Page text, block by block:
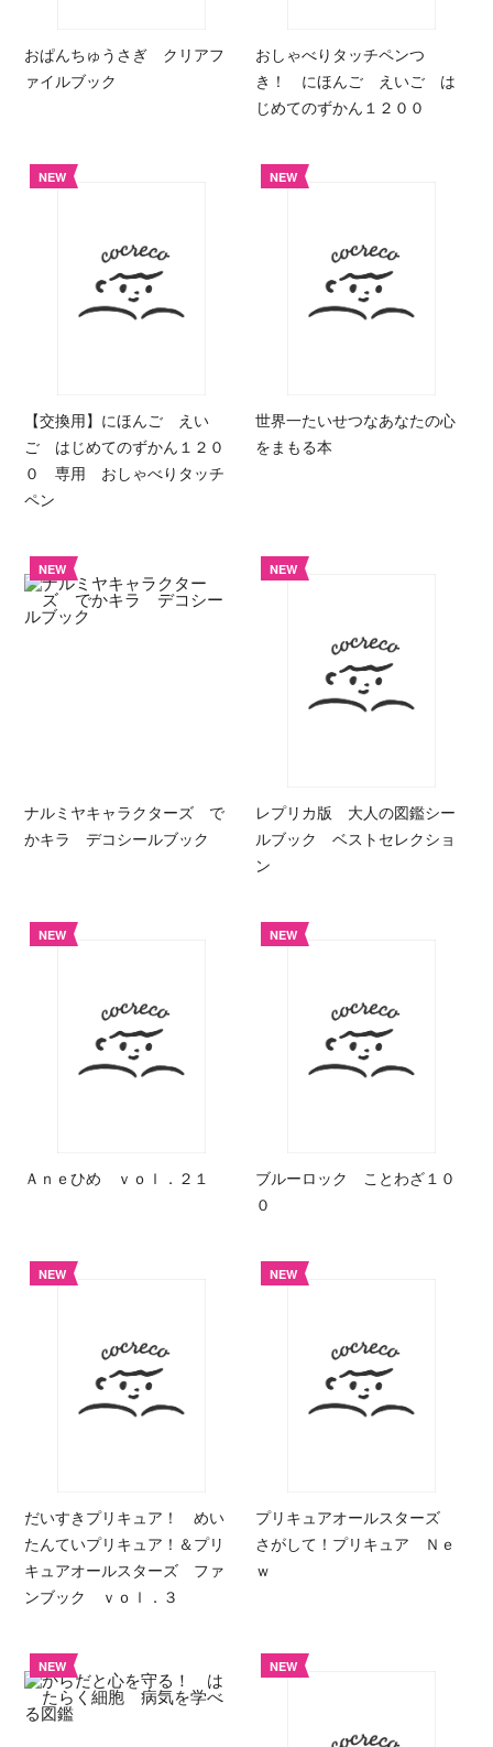
おぱんちゅうさぎ クリアフ
ァイルブック
おしゃべりタッチペンつ
き！ にほんご えいご は
じめてのずかん１２００
NEW
【交換用】にほんご えい
ご はじめてのずかん１２０
０ 専用 おしゃべりタッチ
ペン
NEW
世界一たいせつなあなたの心
をまもる本
NEW
ナルミヤキャラクターズ で
かキラ デコシールブック
NEW
レプリカ版 大人の図鑑シー
ルブック ベストセレクショ
ン
NEW
Ａｎｅひめ ｖｏｌ．２１
NEW
ブルーロック ことわざ１０
０
NEW
だいすきプリキュア！ めい
たんていプリキュア！＆プリ
キュアオールスターズ ファ
ンブック ｖｏｌ．３
NEW
プリキュアオールスターズ
さがして！プリキュア Ｎｅ
ｗ
NEW NEW